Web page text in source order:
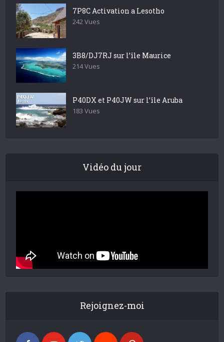
7P8C Activation a Lesotho
242 Vues
3B8/DJ7RJ sur l’île Maurice
214 Vues
P40DX et P40JW sur l’île Aruba
183 Vues
Vidéo du jour
Rejoignez-moi